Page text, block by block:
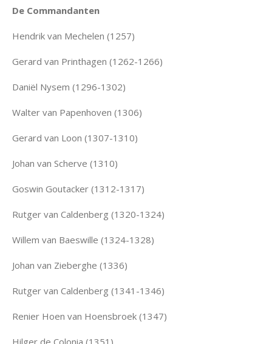
De Commandanten
Hendrik van Mechelen (1257)
Gerard van Printhagen (1262-1266)
Daniël Nysem (1296-1302)
Walter van Papenhoven (1306)
Gerard van Loon (1307-1310)
Johan van Scherve (1310)
Goswin Goutacker (1312-1317)
Rutger van Caldenberg (1320-1324)
Willem van Baeswille (1324-1328)
Johan van Zieberghe (1336)
Rutger van Caldenberg (1341-1346)
Renier Hoen van Hoensbroek (1347)